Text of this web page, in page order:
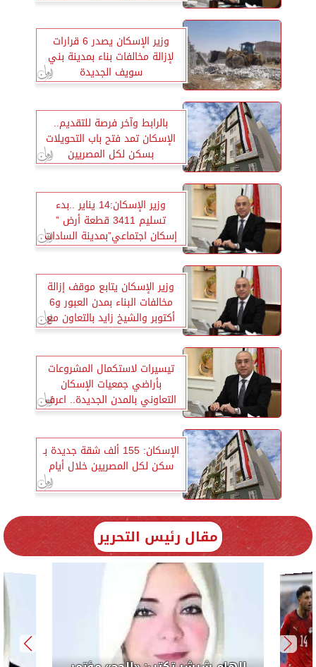
وزير الإسكان يصدر 6 قرارات
لإزالة مخالفات بناء بمدينة بني
سويف الجديدة
بالرابط وآخر فرصة للتقديم..
الإسكان تمد فتح باب التحويلات
بسكن لكل المصريين
وزير الإسكان:14 يناير ..بدء
تسليم 3411 قطعة أرض ”
إسكان اجتماعي”بمدينة السادات
وزير الإسكان يتابع موقف إزالة
مخالفات البناء بمدن العبور و6
أكتوبر والشيخ زايد بالتعاون مع
الشرطة المختصة
تيسيرات لاستكمال المشروعات
بأراضي جمعيات الإسكان
التعاوني بالمدن الجديدة.. اعرف
الاستثناءات
الإسكان: 155 ألف شقة جديدة بـ
سكن لكل المصريين خلال أيام
مقال رئيس التحرير